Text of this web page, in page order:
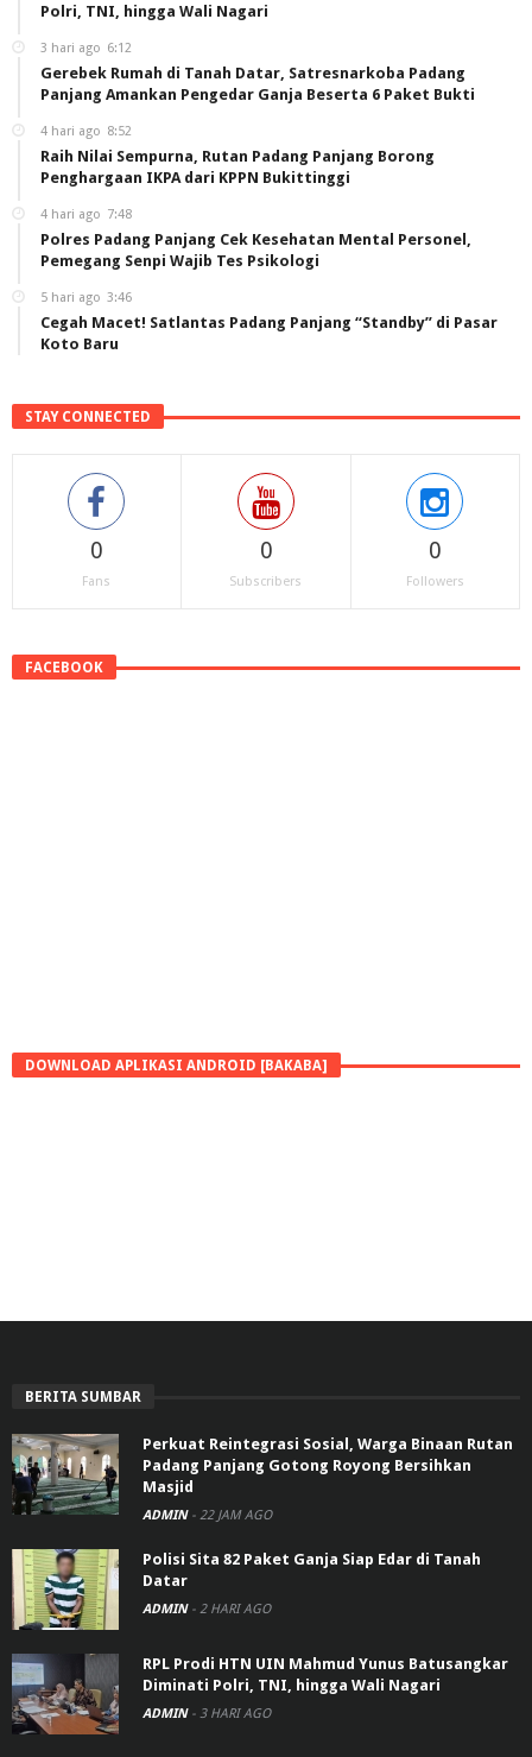
Polri, TNI, hingga Wali Nagari
3 hari ago 6:12
Gerebek Rumah di Tanah Datar, Satresnarkoba Padang
Panjang Amankan Pengedar Ganja Beserta 6 Paket Bukti
4 hari ago 8:52
Raih Nilai Sempurna, Rutan Padang Panjang Borong
Penghargaan IKPA dari KPPN Bukittinggi
4 hari ago 7:48
Polres Padang Panjang Cek Kesehatan Mental Personel,
Pemegang Senpi Wajib Tes Psikologi
5 hari ago 3:46
Cegah Macet! Satlantas Padang Panjang “Standby” di Pasar
Koto Baru
STAY CONNECTED
0
Fans
0
Subscribers
0
Followers
FACEBOOK
DOWNLOAD APLIKASI ANDROID [BAKABA]
BERITA SUMBAR
Perkuat Reintegrasi Sosial, Warga Binaan Rutan
Padang Panjang Gotong Royong Bersihkan
Masjid
ADMIN - 22 JAM AGO
Polisi Sita 82 Paket Ganja Siap Edar di Tanah
Datar
ADMIN - 2 HARI AGO
RPL Prodi HTN UIN Mahmud Yunus Batusangkar
Diminati Polri, TNI, hingga Wali Nagari
ADMIN - 3 HARI AGO